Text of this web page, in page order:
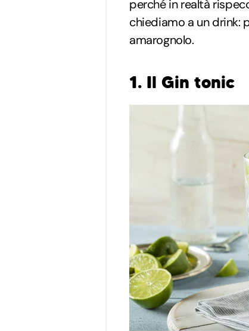
perché in realtà
chiediamo a un drink:
amarognolo.
1. Il Gin tonic